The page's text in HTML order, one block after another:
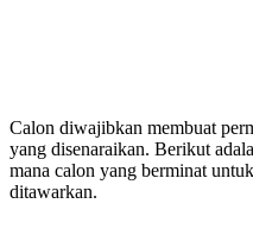
Calon diwajibkan membuat
yang disenaraikan. Berikut
mana calon yang berminat
ditawarkan.